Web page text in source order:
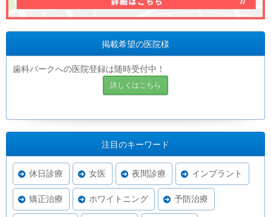
掲載希望の医院様
歯科パークへの医院登録は随時受付中！
詳しくはこちら
注目のキーワード
休日診療 女医 夜間診療 インプラント
矯正治療 ホワイトニング 予防治療